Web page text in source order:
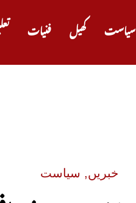
فنیات کھیل سیاست
خبریں, سیاست